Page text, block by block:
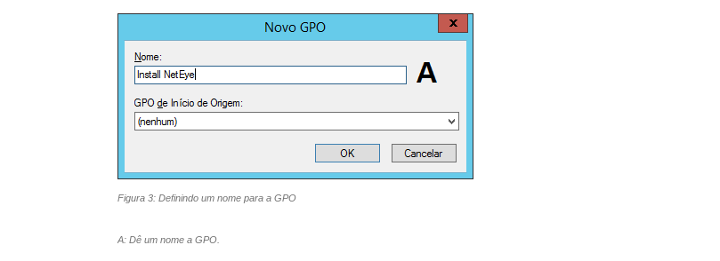
Figura 3: Definindo um nome para a GPO
A: Dê um nome a GPO.